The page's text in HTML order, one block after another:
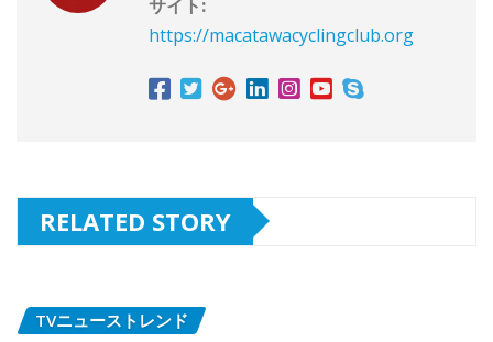
サイト:
https://macatawacyclingclub.org
RELATED STORY
TVニューストレンド